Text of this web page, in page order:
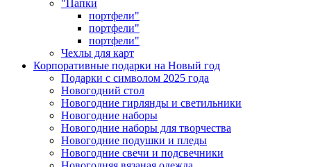
"Папки
портфели"
портфели"
портфели"
Чехлы для карт
Корпоративные подарки на Новый год
Подарки с символом 2025 года
Новогодний стол
Новогодние гирлянды и светильники
Новогодние наборы
Новогодние наборы для творчества
Новогодние подушки и пледы
Новогодние свечи и подсвечники